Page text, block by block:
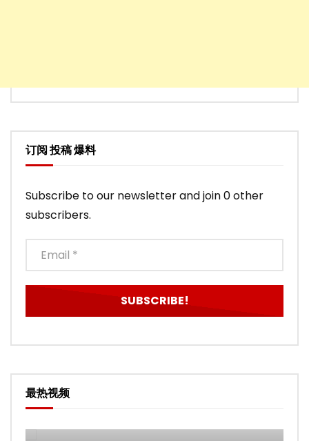
订阅 投稿 爆料
Subscribe to our newsletter and join 0 other
subscribers.
最热视频